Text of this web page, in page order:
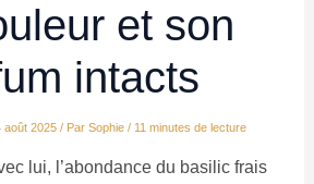
et son
intacts
août 2025 / Par Sophie / 11 minutes de lecture
lui, l’abondance du basilic frais